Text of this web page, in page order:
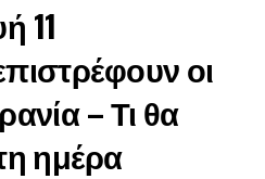
11
οι
– Τι θα
ημέρα